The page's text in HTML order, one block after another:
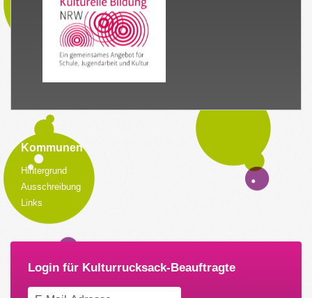
Kommunen
Hintergrund
Ausschreibung
Links